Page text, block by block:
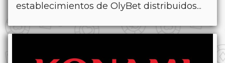
establecimientos de OlyBet distribuidos...